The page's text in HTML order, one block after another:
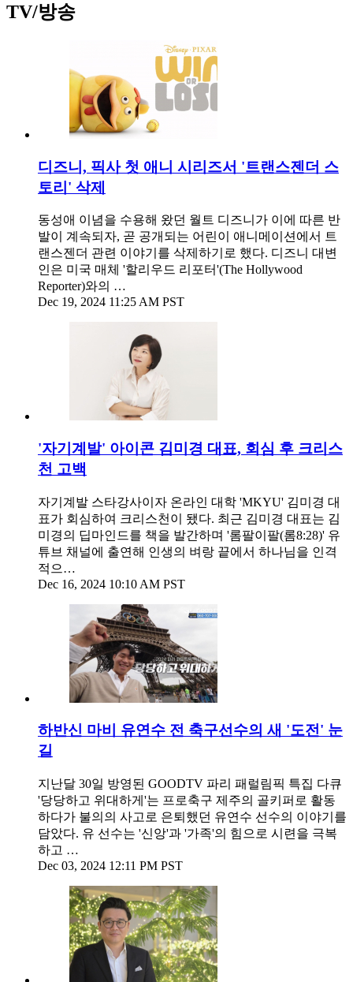
TV/방송
디즈니, 픽사 첫 애니 시리즈서 '트랜스젠더 스
토리' 삭제
동성애 이념을 수용해 왔던 월트 디즈니가 이에 따른 반
발이 계속되자, 곧 공개되는 어린이 애니메이션에서 트
랜스젠더 관련 이야기를 삭제하기로 했다. 디즈니 대변
인은 미국 매체 '할리우드 리포터'(The Hollywood
Reporter)와의 …
Dec 19, 2024 11:25 AM PST
'자기계발' 아이콘 김미경 대표, 회심 후 크리스
천 고백
자기계발 스타강사이자 온라인 대학 'MKYU' 김미경 대
표가 회심하여 크리스천이 됐다. 최근 김미경 대표는 김
미경의 딥마인드를 책을 발간하며 '롬팔이팔(롬8:28)' 유
튜브 채널에 출연해 인생의 벼랑 끝에서 하나님을 인격
적으…
Dec 16, 2024 10:10 AM PST
하반신 마비 유연수 전 축구선수의 새 '도전' 눈
길
지난달 30일 방영된 GOODTV 파리 패럴림픽 특집 다큐
'당당하고 위대하게'는 프로축구 제주의 골키퍼로 활동
하다가 불의의 사고로 은퇴했던 유연수 선수의 이야기를
담았다. 유 선수는 '신앙'과 '가족'의 힘으로 시련을 극복
하고 …
Dec 03, 2024 12:11 PM PST